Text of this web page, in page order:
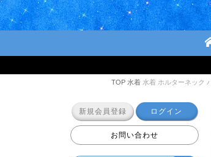
TOP 水着 水着 ホルターネック
新規会員登録 ログイン
お問い合わせ